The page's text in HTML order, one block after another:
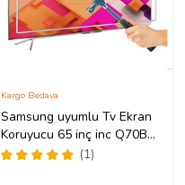
Samsung uyumlu Tv Ekran
Koruyucu 65 inç inc Q70B
QLED 4K Smart TV (2022)
(1)
Kargo Bedava